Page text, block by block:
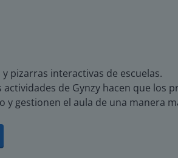
pizarras interactivas de escuelas.
de Gynzy hacen que los
gestionen el aula de una manera